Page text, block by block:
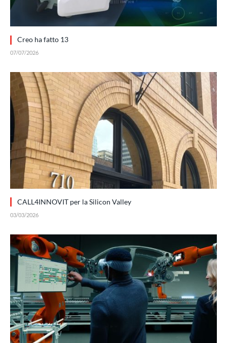
Creo ha fatto 13
07/07/2026
CALL4INNOVIT per la Silicon Valley
03/03/2026